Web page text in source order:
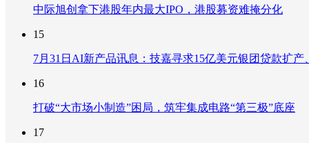
中际旭创拿下港股年内最大IPO，港股募资难掩分化
15
7月31日AI新产品讯息：技嘉寻求15亿美元银团贷款扩
16
打破“大市场小制造”困局，筑牢集成电路“第三极”底座
17